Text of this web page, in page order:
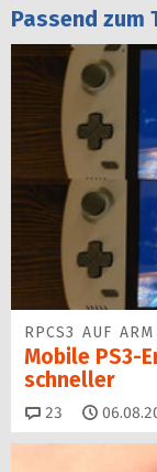
Passend zum
RPCS3 AUF ARM
Mobile PS3-
schneller
23 Kommentare